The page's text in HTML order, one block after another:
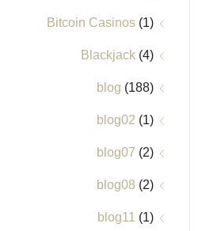
Bitcoin Casinos (1)
Blackjack (4)
blog (188)
blog02 (1)
blog07 (2)
blog08 (2)
blog11 (1)